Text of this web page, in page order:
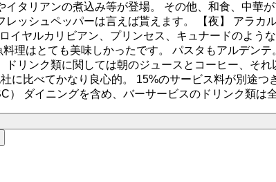
タリアンの煮込み等が登場。 その他、和食、中華
ッシュペッパーは言えば貰えます。 【夜】 アラカ
イヤルカリビアン、プリンセス、キュナードのよう
理はとても美味しかったです。 パスタもアルデン
リンク類に関しては朝のジュースとコーヒー、そ
に比べてかなり良心的。 15%のサービス料が別途
ダイニングを含め、バーサービスのドリンク類は